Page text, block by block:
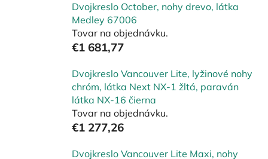
Dvojkreslo October, nohy drevo, látka
Medley 67006
Tovar na objednávku.
€1 681,77
Dvojkreslo Vancouver Lite, lyžinové nohy
chróm, látka Next NX-1 žltá, paraván
látka NX-16 čierna
Tovar na objednávku.
€1 277,26
Dvojkreslo Vancouver Lite Maxi, nohy